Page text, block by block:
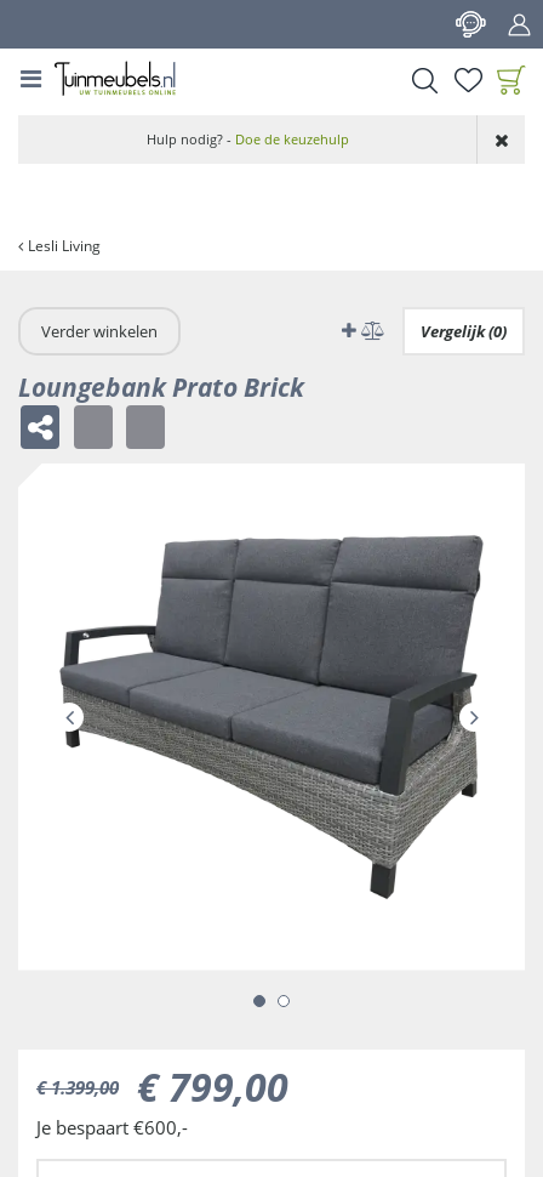
Lesli Living
aan wensenlijst
Hulp nodig? - Doe de keuzehulp
Verder winkelen Vergelijk (0)
Loungebank Prato Brick
€ 1.399,00 € 799,00
Je bespaart €600,-